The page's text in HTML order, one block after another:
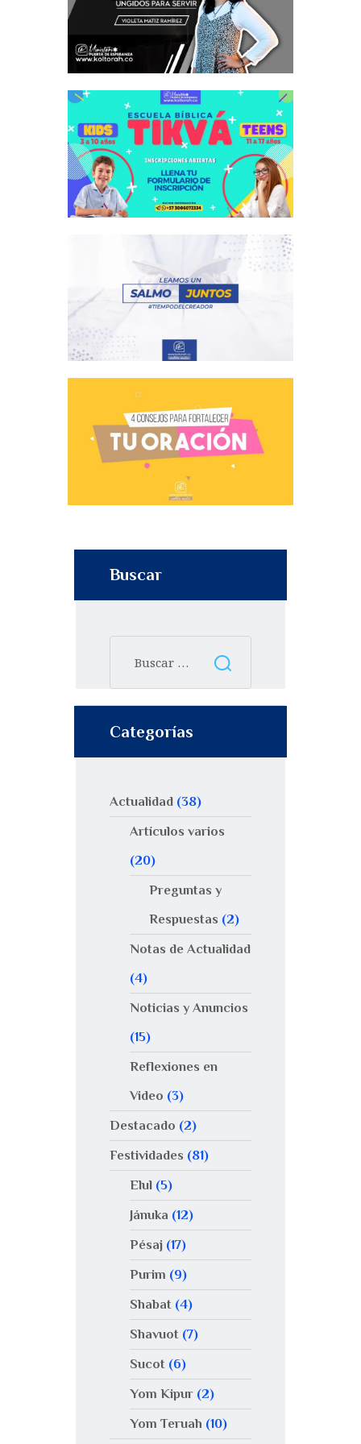
Buscar
Categorías
Actualidad (38)
Artículos varios
(20)
Preguntas y
Respuestas (2)
Notas de Actualidad
(4)
Noticias y Anuncios
(15)
Reflexiones en
Video (3)
Destacado (2)
Festividades (81)
Elul(5)
Jánuka (12)
Pésaj(17)
Purim (9)
Shabat (4)
Shavuot (7)
Sucot (6)
Yom Kipur(2)
Yom Teruah (10)